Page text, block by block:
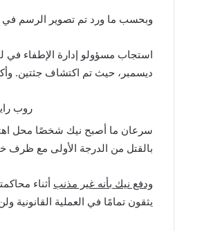
وبحسب ما ورد تم تصوير الرسم في 13 نوفمبر، أي قبل شهر تقريبًا من قيام نجل راينر، نيك راينر، بقتل والديه.
ديسمبر، حيث تم اكتشاف جثتين.
روب
بالقتل من الدرجة الأولى مع ظرف
ودفع نيك بأنه غير مذنب
يثقون تمامًا في العملية القانونية